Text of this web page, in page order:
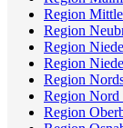
Region
Region
Region
Region
Region
Region Nord
Region